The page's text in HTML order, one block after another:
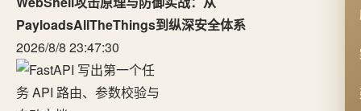
PayloadsAllTheThings到纵深安全体系
2026/8/8 23:47:30